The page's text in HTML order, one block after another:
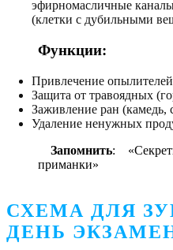
эфирномасличные
(клетки с дубильными
Функции:
Привлечение
Защита от травоядных
Заживление ран (камедь,
Удаление ненужных
Запомнить:
приманки»
СХЕМА ДЛЯ
ДЕНЬ